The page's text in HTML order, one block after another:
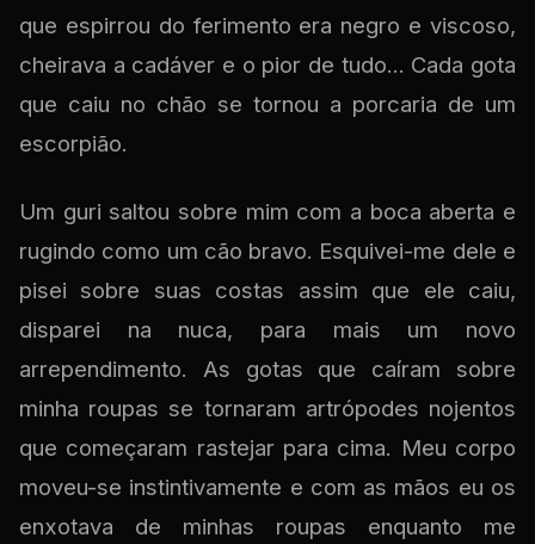
que espirrou do ferimento era negro e viscoso,
cheirava a cadáver e o pior de tudo... Cada gota
que caiu no chão se tornou a porcaria de um
escorpião.
Um guri saltou sobre mim com a boca aberta e
rugindo como um cão bravo. Esquivei-me dele e
pisei sobre suas costas assim que ele caiu,
disparei na nuca, para mais um novo
arrependimento. As gotas que caíram sobre
minha roupas se tornaram artrópodes nojentos
que começaram rastejar para cima. Meu corpo
moveu-se instintivamente e com as mãos eu os
enxotava de minhas roupas enquanto me